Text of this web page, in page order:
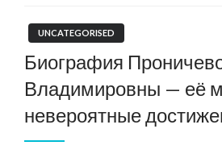
UNCATEGORISED
Биография
Владимировны — её
невероятные